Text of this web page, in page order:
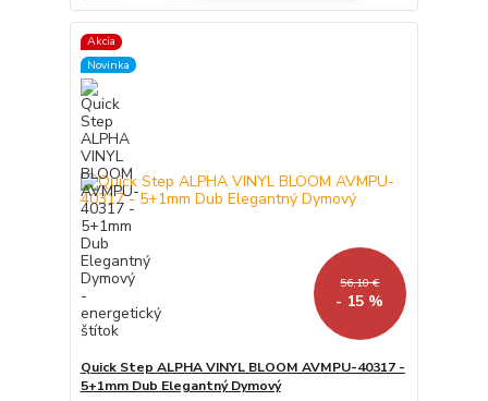
Akcia
Novinka
56,10 €
- 15 %
Quick Step ALPHA VINYL BLOOM AVMPU-40317 -
5+1mm Dub Elegantný Dymový